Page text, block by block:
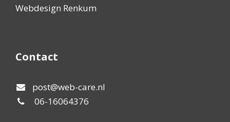
Webdesign Renkum
Contact
post@web-care.nl
06-16064376